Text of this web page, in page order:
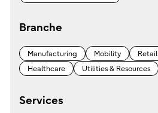
Branche
Manufacturing Mobility Retail
Healthcare
Utilities & Resources
Services